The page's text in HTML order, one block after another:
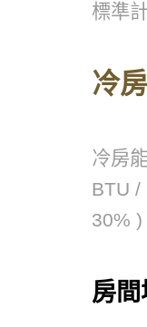
標準
冷
冷房
BTU /
30% )
房